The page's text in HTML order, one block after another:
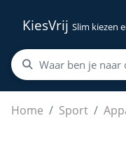
KiesVrij Slim kiezen
Home Sport
Hop-Sport HS-